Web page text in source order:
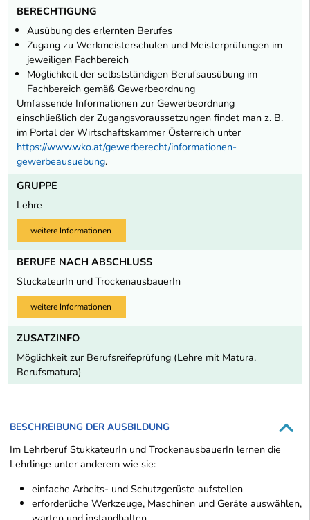
BERECHTIGUNG
Ausübung des erlernten Berufes
Zugang zu Werkmeisterschulen und Meisterprüfungen im
jeweiligen Fachbereich
Möglichkeit der selbstständigen Berufsausübung im
Fachbereich gemäß Gewerbeordnung
Umfassende Informationen zur Gewerbeordnung
einschließlich der Zugangsvoraussetzungen findet man z. B.
im Portal der Wirtschaftskammer Österreich unter
https://www.wko.at/gewerberecht/informationen-
gewerbeausuebung.
GRUPPE
Lehre
weitere Informationen
BERUFE NACH ABSCHLUSS
StuckateurIn und TrockenausbauerIn
weitere Informationen
ZUSATZINFO
Möglichkeit zur Berufsreifeprüfung (Lehre mit Matura,
Berufsmatura)
BESCHREIBUNG DER AUSBILDUNG
Im Lehrberuf StukkateurIn und TrockenausbauerIn lernen die
Lehrlinge unter anderem wie sie:
einfache Arbeits- und Schutzgerüste aufstellen
erforderliche Werkzeuge, Maschinen und Geräte auswählen,